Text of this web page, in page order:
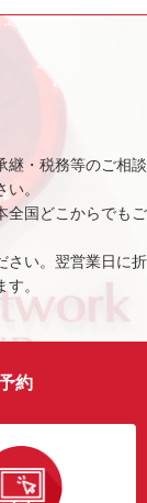
継・税務等のご相談
。
全国どこからでもご
さい。翌営業日に折
。
約